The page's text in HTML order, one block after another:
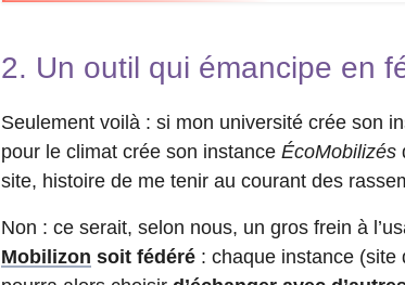
2. Un outil qui émancipe en
Seulement voilà : si mon université crée son
pour le climat crée son instance ÉcoMobilizés
site, histoire de me tenir au courant des
Non : ce serait, selon nous, un gros frein à
Mobilizon soit fédéré: chaque instance (site